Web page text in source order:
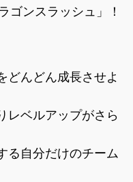
ゴンスラッシュ」！
どんどん成長させよ
レベルアップがさら
る自分だけのチーム